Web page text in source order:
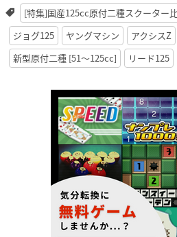
[特集]国産125cc原付二種スクーター
ジョグ125
ヤングマシン アクシスZ
新型原付二種 [51〜125cc]
リード125